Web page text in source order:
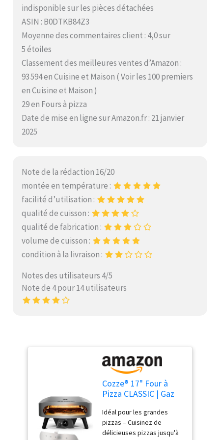
indisponible sur les pièces détachées
ASIN : B0DTKB84Z3
Moyenne des commentaires client : 4,0 sur
5 étoiles
Classement des meilleures ventes d’Amazon :
93 594 en Cuisine et Maison ( Voir les 100 premiers
en Cuisine et Maison )
29 en Fours à pizza
Date de mise en ligne sur Amazon.fr : 21 janvier
2025
Note de la rédaction 16/20
montée en température :
facilité d’utilisation :
qualité de cuisson :
qualité de fabrication :
volume de cuisson :
condition à la livraison :
Notes des utilisateurs 4/5
Note de 4 pour 14 utilisateurs
Cozze® 17" Four à
Pizza CLASSIC | Gaz
pierre en cordiérite
incluse | Double
chambre en acier
Idéal pour les grandes
pizzas – Cuisinez de
délicieuses pizzas jusqu'à